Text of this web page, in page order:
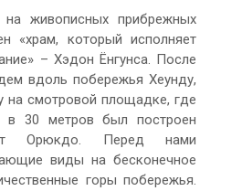
живописных прибрежных
«храм, который исполняет
– Хэдон Ёнгунса. После
вдоль побережья Хеунду,
на смотровой площадке, где
в 30 метров был построен
Орюкдо. Перед нами
виды на бесконечное
горы побережья.